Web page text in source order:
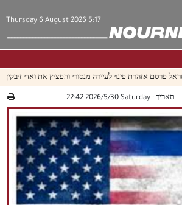
Thursday 6 August 2026 5:17
קשר |אודות
פרסם אזהרת פינוי לעיירה מנסורי והפציץ את ואדי זיבקין
תאריך :‫Saturday‬ 2026/5/30 22:42